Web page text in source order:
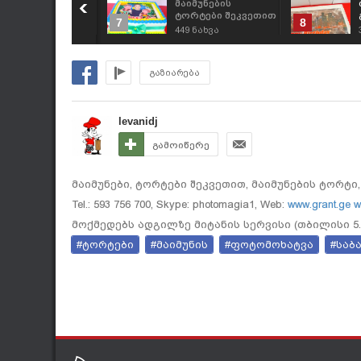
შეკვეთით
7
მაიმუნების
ტორტები შეკვეთით
593 756 700,
449 ნახვა
8
გაზიარება
levanidj
გამოიწერე
მაიმუნები, ტორტები შეკვეთით, მაიმუნების ტორტი,
Tel.: 593 756 700, Skype: photomagia1, Web: www.grant.ge
მოქმედებს ადგილზე მიტანის სერვისი (თბილისი
#ტორტები
#მაიმუნის #ფოტომოხატვა